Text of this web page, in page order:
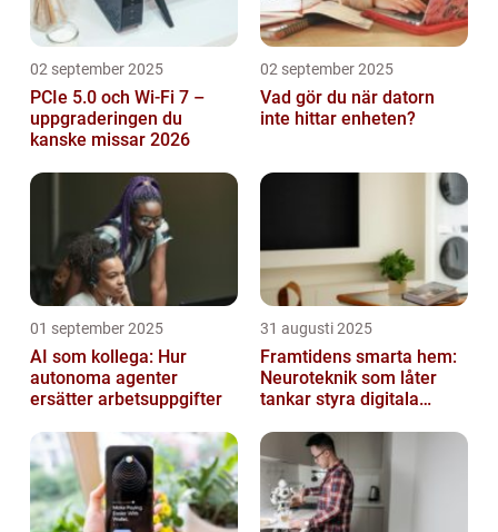
02 september 2025
PCIe 5.0 och Wi-Fi 7 –
uppgraderingen du
kanske missar 2026
02 september 2025
Vad gör du när datorn
inte hittar enheten?
01 september 2025
AI som kollega: Hur
autonoma agenter
ersätter arbetsuppgifter
31 augusti 2025
Framtidens smarta hem:
Neuroteknik som låter
tankar styra digitala